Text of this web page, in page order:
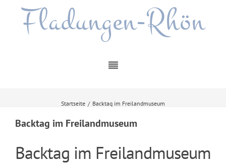
Fladungen-Rhön
Startseite / Backtag im Freilandmuseum
Backtag im Freilandmuseum
Backtag im Freilandmuseum